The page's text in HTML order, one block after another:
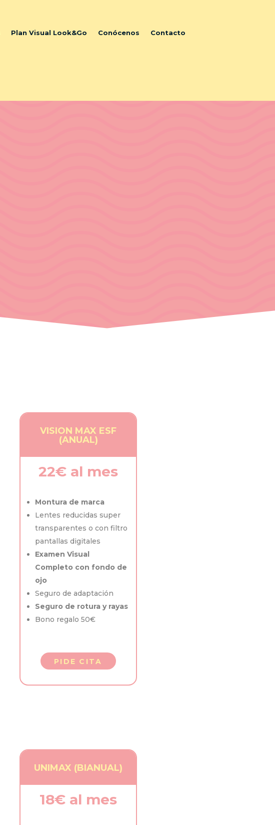
Plan Visual Look&Go Conócenos Contacto
VISION MAX ESF
(ANUAL)
22€ al mes
Montura de marca
Lentes reducidas super
transparentes o con filtro
pantallas digitales
Examen Visual
Completo con fondo de
ojo
Seguro de adaptación
Seguro de rotura y rayas
Bono regalo 50€
PIDE CITA
UNIMAX (BIANUAL)
18€ al mes